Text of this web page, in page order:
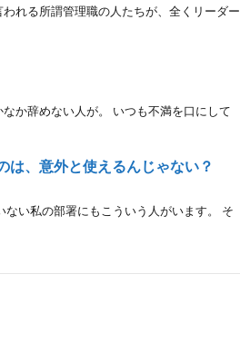
れる所謂管理職の人たちが、全くリーダー
か辞めない人が。 いつも不満を口にして
は、意外と使えるんじゃない？
い私の部署にもこういう人がいます。 そ